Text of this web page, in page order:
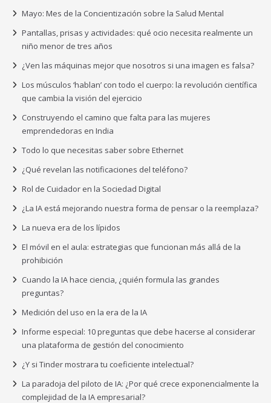
Mayo: Mes de la Concientización sobre la Salud Mental
Pantallas, prisas y actividades: qué ocio necesita realmente un
niño menor de tres años
¿Ven las máquinas mejor que nosotros si una imagen es falsa?
Los músculos ‘hablan’ con todo el cuerpo: la revolución científica
que cambia la visión del ejercicio
Construyendo el camino que falta para las mujeres
emprendedoras en India
Todo lo que necesitas saber sobre Ethernet
¿Qué revelan las notificaciones del teléfono?
Rol de Cuidador en la Sociedad Digital
¿La IA está mejorando nuestra forma de pensar o la reemplaza?
La nueva era de los lípidos
El móvil en el aula: estrategias que funcionan más allá de la
prohibición
Cuando la IA hace ciencia, ¿quién formula las grandes
preguntas?
Medición del uso en la era de la IA
Informe especial: 10 preguntas que debe hacerse al considerar
una plataforma de gestión del conocimiento
¿Y si Tinder mostrara tu coeficiente intelectual?
La paradoja del piloto de IA: ¿Por qué crece exponencialmente la
complejidad de la IA empresarial?